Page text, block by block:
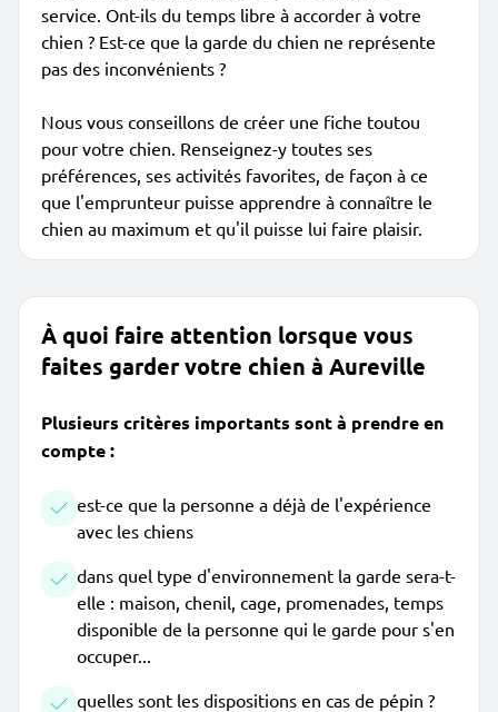
service. Ont-ils du temps libre à accorder à votre
chien ? Est-ce que la garde du chien ne représente
pas des inconvénients ?
Nous vous conseillons de créer une fiche toutou
pour votre chien. Renseignez-y toutes ses
préférences, ses activités favorites, de façon à ce
que l'emprunteur puisse apprendre à connaître le
chien au maximum et qu'il puisse lui faire plaisir.
À quoi faire attention lorsque vous
faites garder votre chien à Aureville
Plusieurs critères importants sont à prendre en
compte :
est-ce que la personne a déjà de l'expérience
avec les chiens
dans quel type d'environnement la garde sera-t-
elle : maison, chenil, cage, promenades, temps
disponible de la personne qui le garde pour s'en
occuper...
quelles sont les dispositions en cas de pépin ?